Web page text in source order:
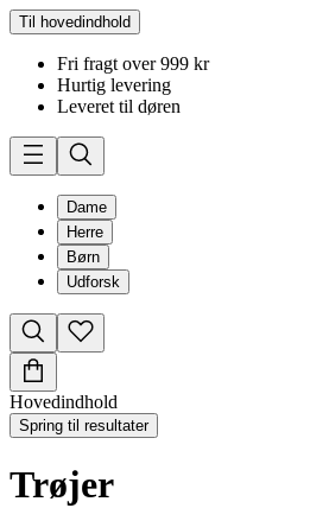
Til hovedindhold
Fri fragt over 999 kr
Hurtig levering
Leveret til døren
Dame
Herre
Børn
Udforsk
Hovedindhold
Spring til resultater
Trøjer